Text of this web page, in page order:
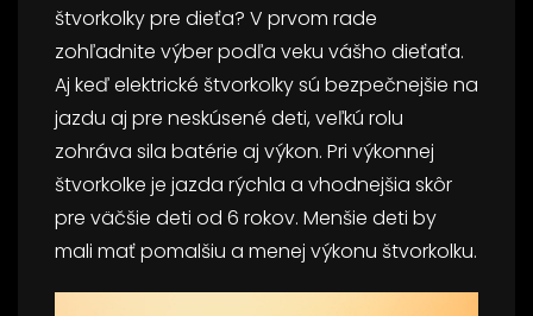
štvorkolky pre dieťa? V prvom rade
zohľadnite výber podľa veku vášho dieťaťa.
Aj keď elektrické štvorkolky sú bezpečnejšie na
jazdu aj pre neskúsené deti, veľkú rolu
zohráva sila batérie aj výkon. Pri výkonnej
štvorkolke je jazda rýchla a vhodnejšia skôr
pre väčšie deti od 6 rokov. Menšie deti by
mali mať pomalšiu a menej výkonu štvorkolku.